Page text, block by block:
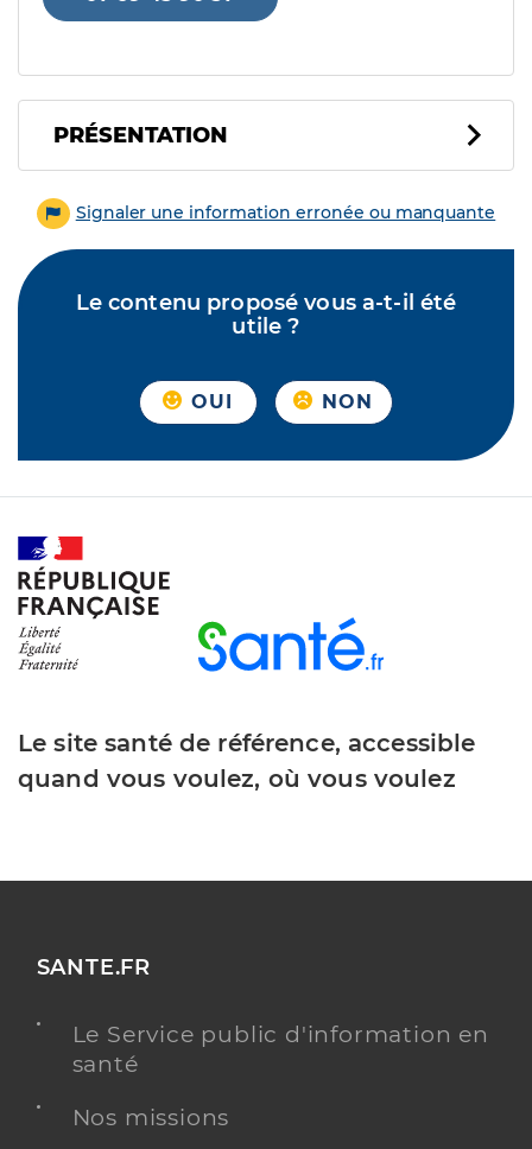
PRÉSENTATION
Signaler une information erronée ou manquante
Le contenu proposé vous a-t-il été
utile ?
OUI NON
Le site santé de référence, accessible
quand vous voulez, où vous voulez
SANTE.FR
Le Service public d'information en
santé
Nos missions